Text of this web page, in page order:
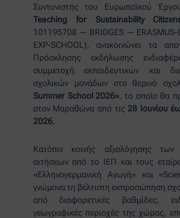
Συντονιστής του Ευρωπαϊκού
Teaching for Sustainability
101195708 — BRIDGES — ERASMUS-
EXP-SCHOOL), ανακοινώνει τα
Πρόσκλησης εκδήλωσης
συμμετοχή εκπαιδευτικών και
σχολικών μονάδων στο θερινό
Summer School 2026» , το οποίο θα
στον Μαραθώνα από τις 28 Ιουνίου
2026.
Κατόπιν κοινής αξιολόγησης των
αιτήσεων από το ΙΕΠ και τους
«Ελληνογερμανική Αγωγή» και
γνώμονα τη βέλτιστη εκπροσώπηση
από διαφορετικές βαθμίδες,
γεωγραφικές περιοχές της χώρας,